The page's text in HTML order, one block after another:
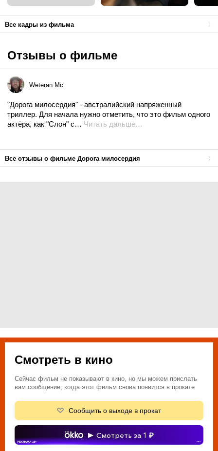
Все кадры из фильма
Отзывы о фильме
Weteran Mc
"Дорога милосердия" - австралийский напряженный
триллер. Для начала нужно отметить, что это фильм одного
актёра, как "Слон" с… Читать дальше…
Все отзывы о фильме Дорога милосердия
Смотреть в кино
Сейчас фильм не показывают в кино, но мы можем прислать
вам сообщение, когда этот фильм снова появится в прокате
Сообщить о выходе в прокат
РЕКЛАМА 18+ •••
Смотреть за 1